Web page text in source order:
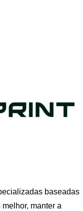
baseadas
manter a